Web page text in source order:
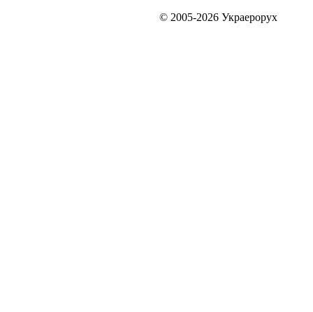
© 2005-2026 Украерорух